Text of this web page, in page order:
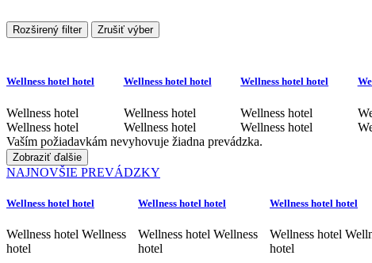
Rozširený filter Zrušiť výber
Wellness hotel hotel
Wellness hotel
Wellness hotel
Wellness hotel hotel
Wellness hotel
Wellness hotel
Wellness hotel hotel
Wellness hotel
Wellness hotel
Vaším požiadavkám nevyhovuje žiadna prevádzka.
Zobraziť ďalšie
NAJNOVŠIE PREVÁDZKY
Wellness hotel hotel
Wellness hotel Wellness
hotel
Wellness hotel hotel
Wellness hotel Wellness
hotel
Wellness hotel hotel
Wellness hotel
hotel